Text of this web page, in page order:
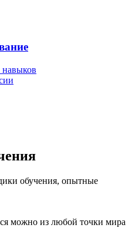
навыков
обучения, опытные
можно из любой точки мира